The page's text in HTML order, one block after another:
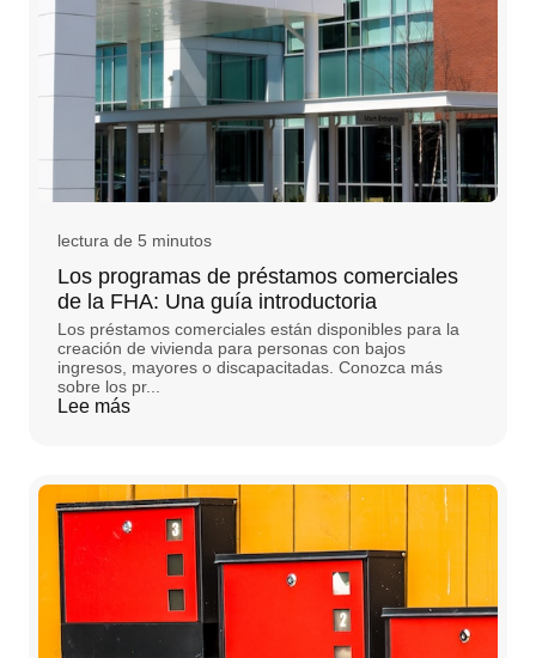
lectura de 5 minutos
Los programas de préstamos comerciales
de la FHA: Una guía introductoria
Los préstamos comerciales están disponibles para la
creación de vivienda para personas con bajos
ingresos, mayores o discapacitadas. Conozca más
sobre los pr...
Lee más